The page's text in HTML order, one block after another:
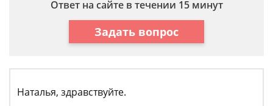
Ответ на сайте в течении 15 минут
Задать вопрос
Наталья, здравствуйте.